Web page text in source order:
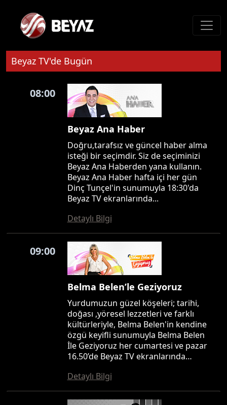
Beyaz TV'de Bugün
08:00
Beyaz Ana Haber
Doğru,tarafsız ve güncel haber alma
isteği bir seçimdir. Siz de seçiminizi
Beyaz Ana Haberden yana kullanın.
Beyaz Ana Haber hafta içi her gün
Dinç Tunçel'in sunumuyla 18:30'da
Beyaz TV ekranlarında...
Detaylı Bilgi
09:00
Belma Belen’le Geziyoruz
Yurdumuzun güzel köşeleri; tarihi,
doğası ,yöresel lezzetleri ve farklı
kültürleriyle, Belma Belen'in kendine
özgü keyifli sunumuyla Belma Belen
İle Geziyoruz her cumartesi ve pazar
16.50’de Beyaz TV ekranlarında…
Detaylı Bilgi